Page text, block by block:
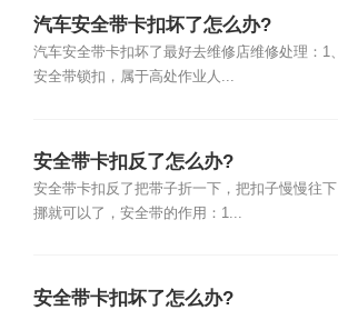
汽车安全带卡扣坏了怎么办?
汽车安全带卡扣坏了最好去维修店维修处理：1、
安全带锁扣，属于高处作业人...
安全带卡扣反了怎么办?
安全带卡扣反了把带子折一下，把扣子慢慢往下
挪就可以了，安全带的作用：1...
安全带卡扣坏了怎么办?